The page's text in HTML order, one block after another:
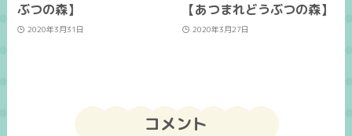
ぶつの森】
2020年3月31日
【あつまれどうぶつの森】
2020年3月27日
コメント